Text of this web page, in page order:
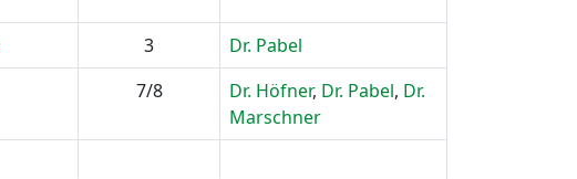
3
Dr. Pabel
7/8 Dr. Höfner, Dr. Pabel, Dr.
Marschner